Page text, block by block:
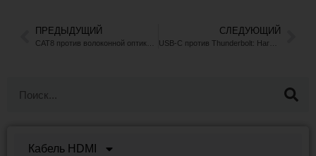
ПРЕДЫДУЩИЙ СЛЕДУЮЩИЙ
Кабель HDMI